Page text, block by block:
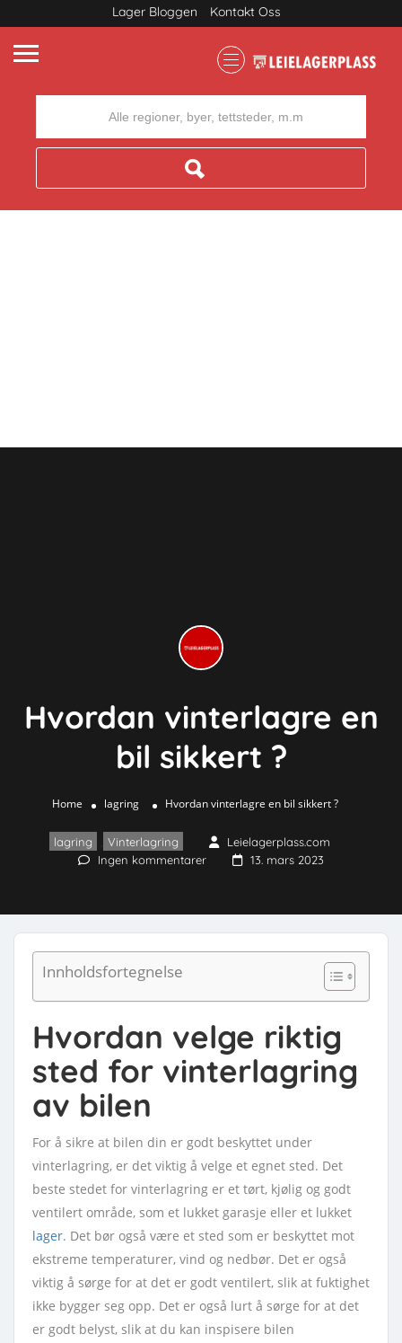
Lager Bloggen Kontakt Oss
Hvordan vinterlagre en
bil sikkert ?
Home lagring Hvordan vinterlagre en bil sikkert ?
lagring Vinterlagring
Leielagerplass.com
Ingen kommentarer
13. mars 2023
Innholdsfortegnelse
Hvordan velge riktig
sted for vinterlagring
av bilen
For å sikre at bilen din er godt beskyttet under
vinterlagring, er det viktig å velge et egnet sted. Det
beste stedet for vinterlagring er et tørt, kjølig og godt
ventilert område, som et lukket garasje eller et lukket
lager. Det bør også være et sted som er beskyttet mot
ekstreme temperaturer, vind og nedbør. Det er også
viktig å sørge for at det er godt ventilert, slik at fuktighet
ikke bygger seg opp. Det er også lurt å sørge for at det
er godt belyst, slik at du kan inspisere bilen